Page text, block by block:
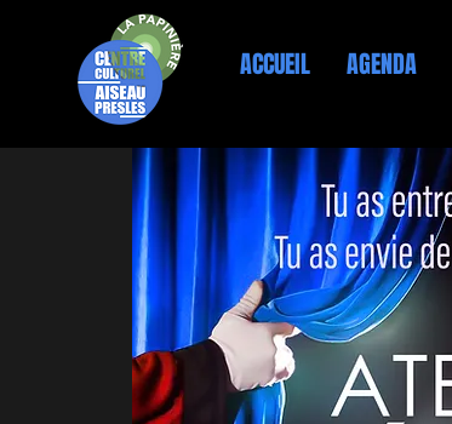
ACCUEIL AGENDA